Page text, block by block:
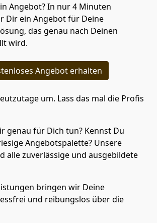
Angebot? In nur 4 Minuten
Dir ein Angebot für Deine
das genau nach Deinen
wird.
Angebot erhalten
um. Lass das mal die Profis
genau für Dich tun? Kennst Du
Angebotspalette? Unsere
alle zuverlässige und ausgebildete
bringen wir Deine
und reibungslos über die